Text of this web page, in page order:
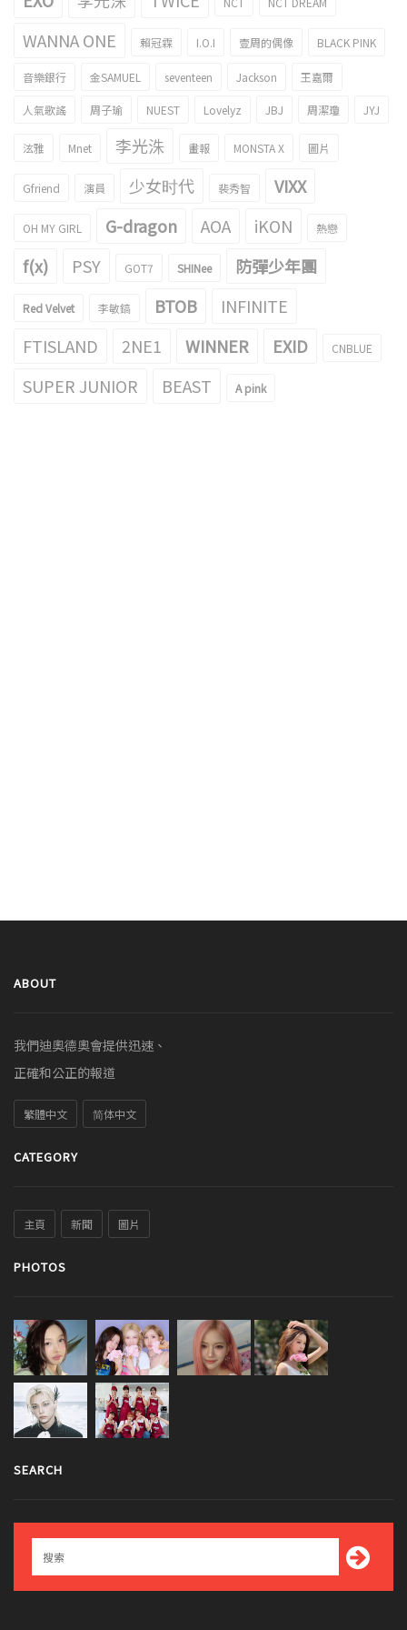
WANNA ONE 賴冠霖 I.O.I 壹周的偶像 BLACK PINK
音樂銀行 金SAMUEL seventeen Jackson 王嘉爾
人氣歌謠 周子瑜 NUEST Lovelyz JBJ 周潔瓊 JYJ
泫雅 Mnet 李光洙 畫報 MONSTA X 圖片
Gfriend 演員 少女时代 裴秀智 VIXX
OH MY GIRL G-dragon AOA iKON 熱戀
f(x) PSY GOT7 SHINee 防彈少年團
Red Velvet 李敏鎬 BTOB
INFINITE
FTISLAND
2NE1 WINNER EXID CNBLUE
SUPER JUNIOR BEAST A pink
ABOUT
我們迪奧德奧會提供迅速、
正確和公正的報道
繁體中文 简体中文
CATEGORY
主頁 新聞 圖片
PHOTOS
SEARCH